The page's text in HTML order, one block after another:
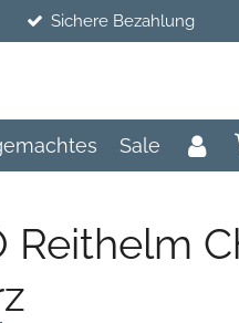
Sichere Bezahlung
Sale
Reithelm